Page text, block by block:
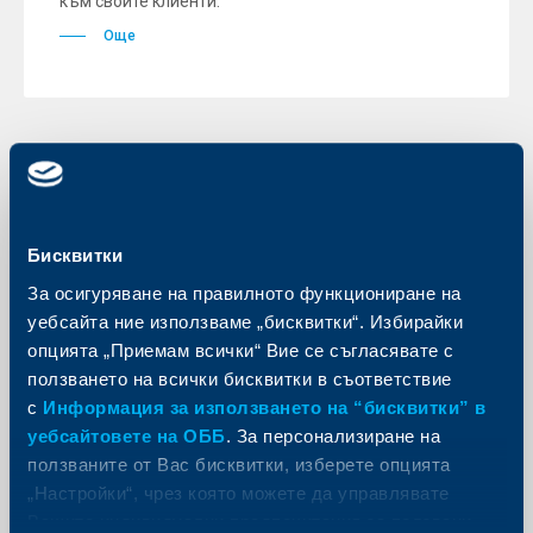
Бисквитки
За осигуряване на правилното функциониране на
уебсайта ние използваме „бисквитки“. Избирайки
опцията „Приемам всички“ Вие се съгласявате с
ползването на всички бисквитки в съответствие
с Информация за използването на “бисквитки” в
уебсайтовете на ОББ. За персонализиране на
ползваните от Вас бисквитки, изберете опцията
„Настройки“, чрез която можете да управлявате
Още
Работно време на клоновете по
дни
18 септември 2025
Още